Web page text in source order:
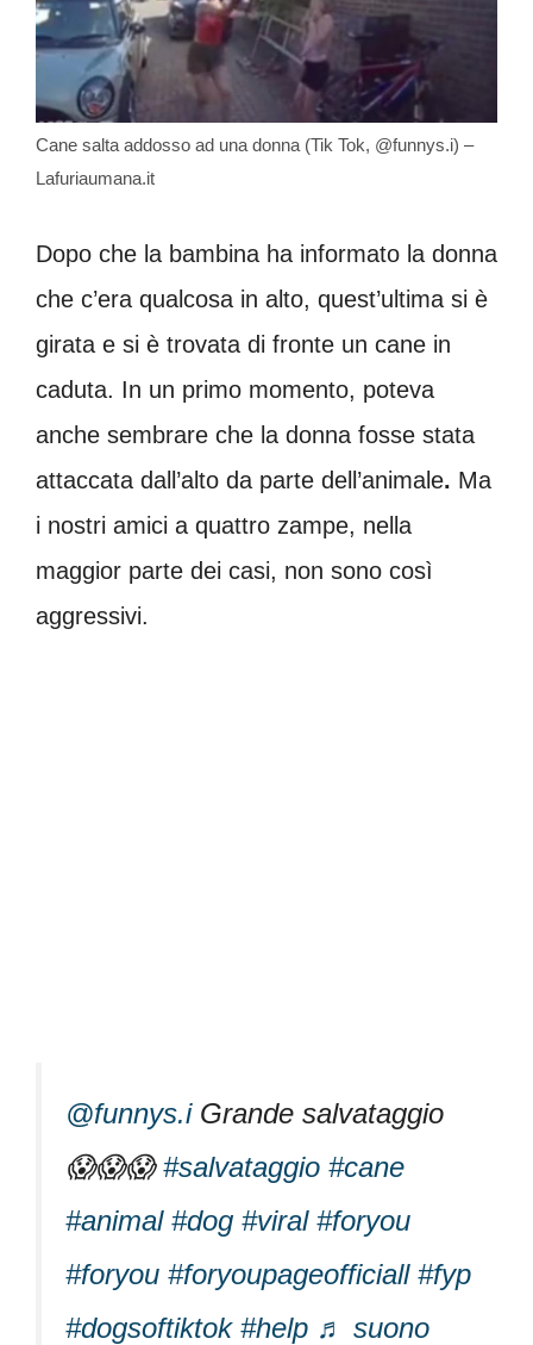
Cane salta addosso ad una donna (Tik Tok, @funnys.i) –
Lafuriaumana.it
Dopo che la bambina ha informato la donna
che c’era qualcosa in alto, quest’ultima si è
girata e si è trovata di fronte un cane in
caduta. In un primo momento, poteva
anche sembrare che la donna fosse stata
attaccata dall’alto da parte dell’animale. Ma
i nostri amici a quattro zampe, nella
maggior parte dei casi, non sono così
aggressivi.
@funnys.iGrande salvataggio
😱😱😱#salvataggio #cane
#animal #dog #viral #foryou
#foryou #foryoupageofficiall #fyp
#dogsoftiktok #help ♬ suono